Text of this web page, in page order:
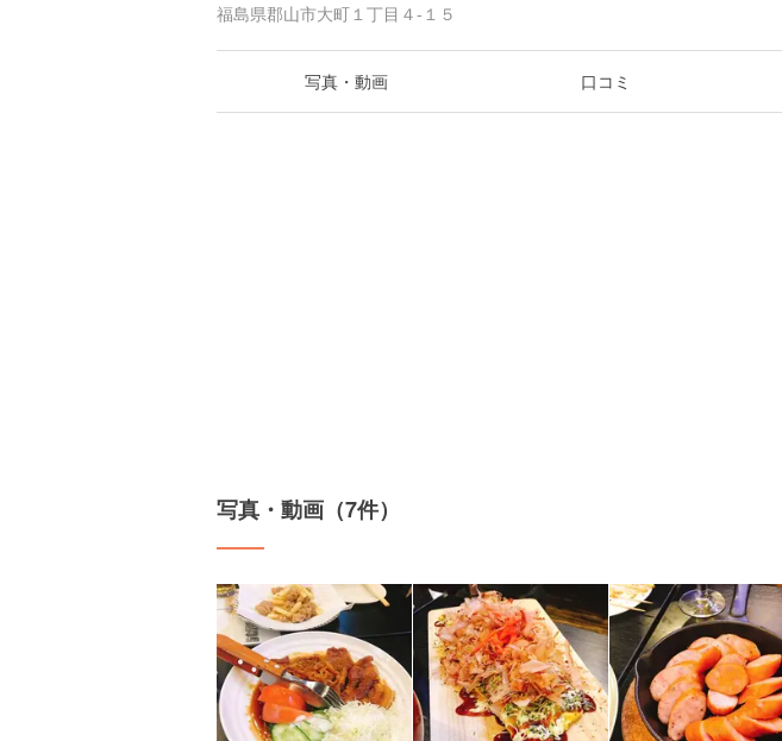
福島県郡山市大町１丁目４-１５
写真・動画 口コミ
写真・動画（7件）